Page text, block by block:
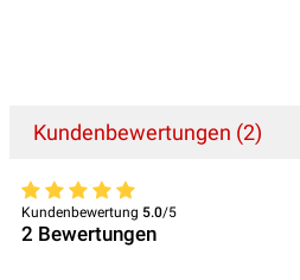
Kundenbewertungen (2)
Kundenbewertung 5.0/5
2 Bewertungen